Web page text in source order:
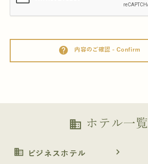
help 内容のご確認 - Confirm
business ホテル一覧
business ビジネスホテル navigate_next